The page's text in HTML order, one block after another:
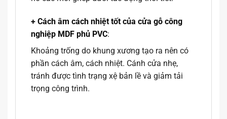
+ Cách âm cách nhiệt tốt của cửa gỗ công
nghiệp MDF phủ PVC:
Khoảng trống do khung xương tạo ra nên có
phần cách âm, cách nhiệt. Cánh cửa nhẹ,
tránh được tình trạng xệ bản lề và giảm tải
trọng công trình.